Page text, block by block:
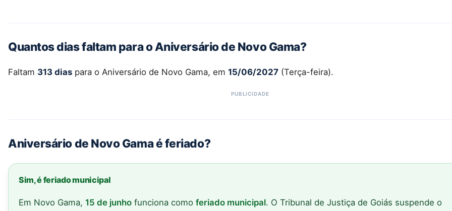
Quantos dias faltam para o Aniversário de Novo Gama?
Faltam 313 dias para o Aniversário de Novo Gama, em 15/06/2027 (Terça-feira).
Aniversário de Novo Gama é feriado?
Sim, é feriado municipal
Em Novo Gama, 15 de junho funciona como feriado municipal. O Tribunal de Justiça de Goiás suspende o